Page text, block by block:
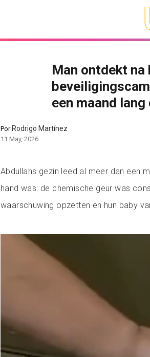
Man ontdekt
een maand
PorRodrigo Martínez
11 May, 2026
Abdullahs gezin leed al meer dan een
hand was: de chemische geur was
waarschuwing opzetten en hun baby